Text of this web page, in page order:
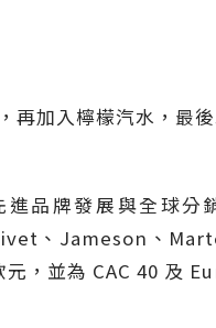
再加入檸檬汽水，最
品牌發展與全球分
、Jameson、
，並為 CAC 40 及